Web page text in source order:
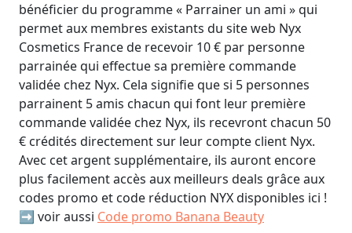
bénéficier du programme « Parrainer un ami » qui
permet aux membres existants du site web Nyx
Cosmetics France de recevoir 10 € par personne
parrainée qui effectue sa première commande
validée chez Nyx. Cela signifie que si 5 personnes
parrainent 5 amis chacun qui font leur première
commande validée chez Nyx, ils recevront chacun 50
€ crédités directement sur leur compte client Nyx.
Avec cet argent supplémentaire, ils auront encore
plus facilement accès aux meilleurs deals grâce aux
codes promo et code réduction NYX disponibles ici !
➡️ voir aussi Code promo Banana Beauty